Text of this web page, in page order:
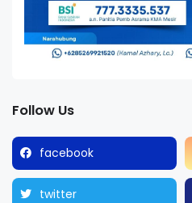
Follow Us
facebook
twitter